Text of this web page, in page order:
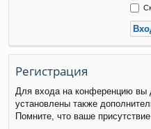
Регистрация
Для входа на конференцию вы
установлены также
Помните, что ваше